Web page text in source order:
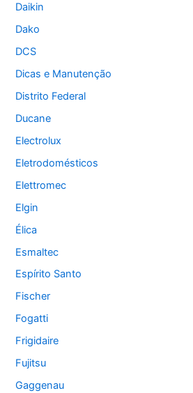
Daikin
Dako
DCS
Dicas e Manutenção
Distrito Federal
Ducane
Electrolux
Eletrodomésticos
Elettromec
Elgin
Élica
Esmaltec
Espírito Santo
Fischer
Fogatti
Frigidaire
Fujitsu
Gaggenau